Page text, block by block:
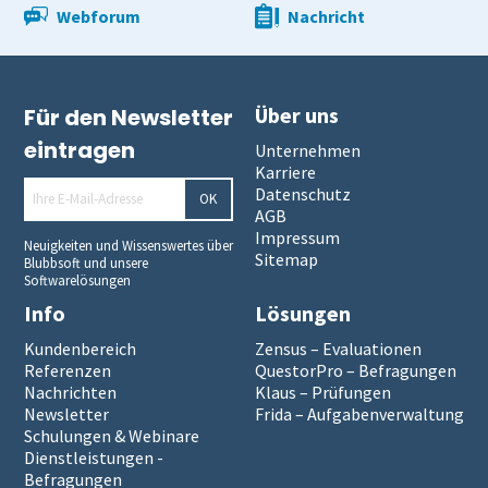
Kunst und Musik
Allen, die evaluieren!
Einstiegsschulungen
Schulungen für Fortgeschrittene
Onlineprüfungen Klaus Online
Demoversion
Fortgeschritten
ILIAS
Panelbefragung
Wahlen
Weitere Befragungsprozesse
Hybrid befragen
Qualität der Erfassung prüfen
Freitextantworten erfassen
Daten detailliert auswerten
Zusammenhänge erkennen
Daten weiterverarbeiten
Lösung
QuestorPro
Demoversion
Schulungen
Einstieg
Fortgeschritten
Extras
Mehrsprachige Fragebögen
Selbstgestaltete Fragebögen
Audit-Log
Dienstleistungen
Webforum
Nachricht
Für den Newsletter
eintragen
OK
Neuigkeiten und Wissenswertes über
Blubbsoft und unsere
Softwarelösungen
Über uns
Unternehmen
Karriere
Datenschutz
AGB
Impressum
Sitemap
Info
Kundenbereich
Referenzen
Nachrichten
Newsletter
Schulungen & Webinare
Dienstleistungen -
Befragungen
Lösungen
Zensus – Evaluationen
QuestorPro – Befragungen
Klaus – Prüfungen
Frida – Aufgabenverwaltung